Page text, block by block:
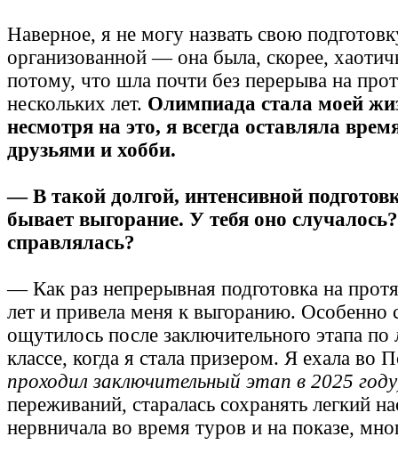
Наверное, я не могу назвать свою
организованной — она была, скорее,
потому, что шла почти без перерыва на
нескольких лет. Олимпиада стала моей
несмотря на это, я всегда оставляла
друзьями и хобби.
— В такой долгой, интенсивной
бывает выгорание. У тебя оно
справлялась?
— Как раз непрерывная подготовка на
лет и привела меня к выгоранию. Особенно
ощутилось после заключительного этапа по
классе, когда я стала призером. Я ехала во
проходил заключительный этап в 2025
переживаний, старалась сохранять легкий
нервничала во время туров и на показе,